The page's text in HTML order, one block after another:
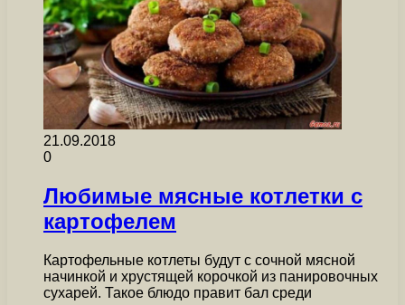
21.09.2018
0
Любимые мясные котлетки с
картофелем
Картофельные котлеты будут с сочной мясной
начинкой и хрустящей корочкой из панировочных
сухарей. Такое блюдо правит бал среди